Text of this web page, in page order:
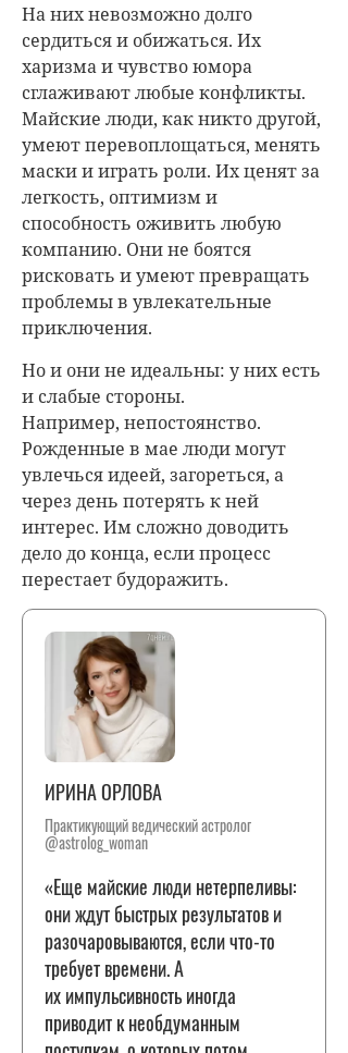
На них невозможно долго
сердиться и обижаться. Их
харизма и чувство юмора
сглаживают любые конфликты.
Майские люди, как никто другой,
умеют перевоплощаться, менять
маски и играть роли. Их ценят за
легкость, оптимизм и
способность оживить любую
компанию. Они не боятся
рисковать и умеют превращать
проблемы в увлекательные
приключения.
Но и они не идеальны: у них есть
и слабые стороны.
Например, непостоянство.
Рожденные в мае люди могут
увлечься идеей, загореться, а
через день потерять к ней
интерес. Им сложно доводить
дело до конца, если процесс
перестает будоражить.
ИРИНА ОРЛОВА
Практикующий ведический астролог
@astrolog_woman
«Еще майские люди нетерпеливы:
они ждут быстрых результатов и
разочаровываются, если что-то
требует времени. А
их импульсивность иногда
приводит к необдуманным